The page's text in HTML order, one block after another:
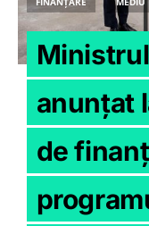
anunțat
de